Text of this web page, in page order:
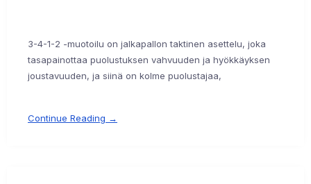
3-4-1-2 -muotoilu on jalkapallon taktinen asettelu, joka
tasapainottaa puolustuksen vahvuuden ja hyökkäyksen
joustavuuden, ja siinä on kolme puolustajaa,
Continue Reading →